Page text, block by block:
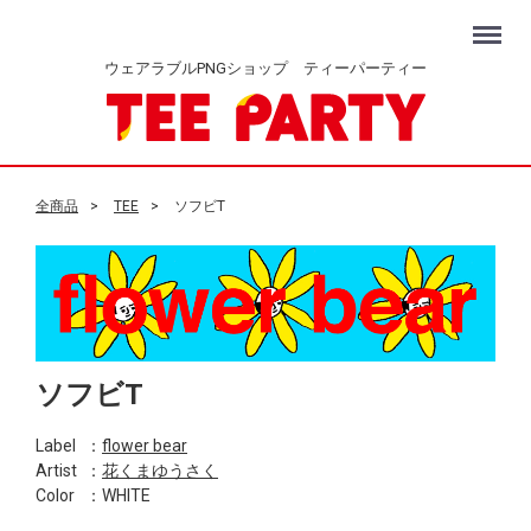
ウェアラブルPNGショップ ティーパーティー
Menu
全商品 TEE ソフビT
ソフビT
Label ： flower bear
Artist
： 花くまゆうさく
Color
：WHITE